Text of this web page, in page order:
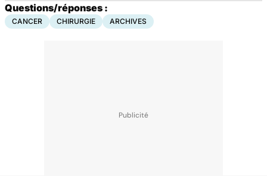
Questions/réponses :
CANCER CHIRURGIE ARCHIVES